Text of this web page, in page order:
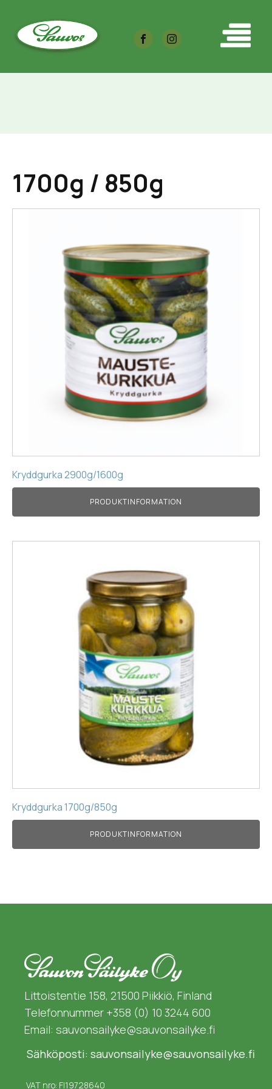
1700g / 850g
Kryddgurka 2900g/1600g
PRODUKTINFORMATION
Kryddgurka 1700g/850g
PRODUKTINFORMATION
Littoistentie 158, 21500 Piikkiö, Finland
Telefonnummer +358 (0) 10 3244 600
Email: sauvonsailyke@sauvonsailyke.fi
Sähköposti: sauvonsailyke@sauvonsailyke.fi
VAT nro: FI19728640